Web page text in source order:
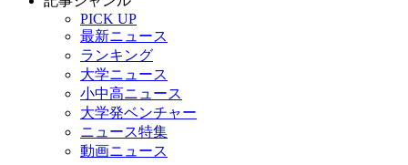
PICK UP
最新ニュース
ランキング
大学ニュース
小中高ニュース
大学発ベンチャー
ニュース特集
動画ニュース